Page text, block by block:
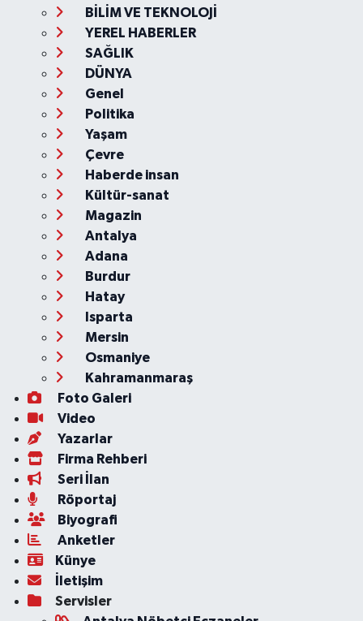
BİLİM VE TEKNOLOJİ
YEREL HABERLER
SAĞLIK
DÜNYA
Genel
Politika
Yaşam
Çevre
Haberde insan
Kültür-sanat
Magazin
Antalya
Adana
Burdur
Hatay
Isparta
Mersin
Osmaniye
Kahramanmaraş
Foto Galeri
Video
Yazarlar
Firma Rehberi
Seri İlan
Röportaj
Biyografi
Anketler
Künye
İletişim
Servisler